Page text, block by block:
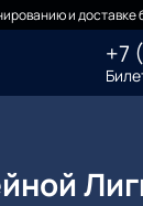
и доставке
+7